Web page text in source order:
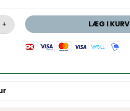
+ LÆG I KURV